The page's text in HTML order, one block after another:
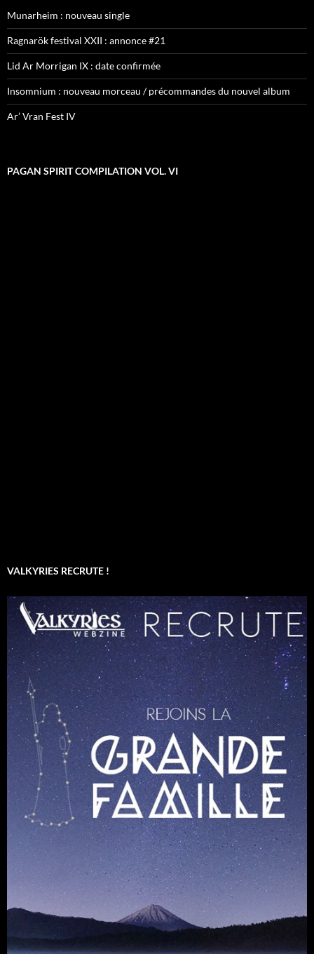
Munarheim : nouveau single
Ragnarök festival XXII : annonce #21
Lid Ar Morrigan IX : date confirmée
Insomnium : nouveau morceau / précommandes du nouvel album
Ar’ Vran Fest IV
PAGAN SPIRIT COMPILATION VOL. VI
VALKYRIES RECRUTE !